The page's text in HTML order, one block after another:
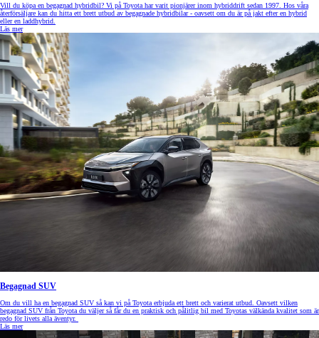
Vill du köpa en begagnad hybridbil? Vi på Toyota har varit pionjärer inom hybriddrift sedan 1997. Hos våra
återförsäljare kan du hitta ett brett utbud av begagnade hybridbilar - oavsett om du är på jakt efter en hybrid
eller en laddhybrid.
Läs mer
Begagnad SUV
Om du vill ha en begagnad SUV så kan vi på Toyota erbjuda ett brett och varierat utbud. Oavsett vilken
begagnad SUV från Toyota du väljer så får du en praktisk och pålitlig bil med Toyotas välkända kvalitet som är
redo för livets alla äventyr.
Läs mer